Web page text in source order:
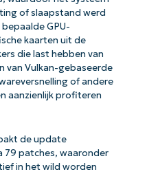
of slaapstand werd
GPU-
kaarten uit de
die last hebben van
van Vulkan-gebaseerde
of andere
aanzienlijk profiteren
de update
79 patches, waaronder
in het wild worden